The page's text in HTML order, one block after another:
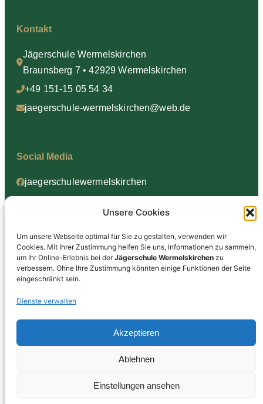
Unsere Cookies
Um unsere Webseite optimal für Sie zu gestalten, verwenden wir
Cookies. Mit Ihrer Zustimmung helfen Sie uns, Informationen zu sammeln,
um Ihr Online-Erlebnis bei derJägerschule Wermelskirchen zu
verbessern. Ohne Ihre Zustimmung könnten einige Funktionen der Seite
eingeschränkt sein.
Dienste verwalten
Akzeptieren
Ablehnen
Einstellungen ansehen
Kontakt
Jägerschule Wermelskirchen
Braunsberg 7 • 42929 Wermelskirchen
+49 151-15 05 54 34
jaegerschule-wermelskirchen@web.de
Social Media
jaegerschulewermelskirchen
Informationen
Datenschutz
AGB
Jägerschule Wermelskirchen